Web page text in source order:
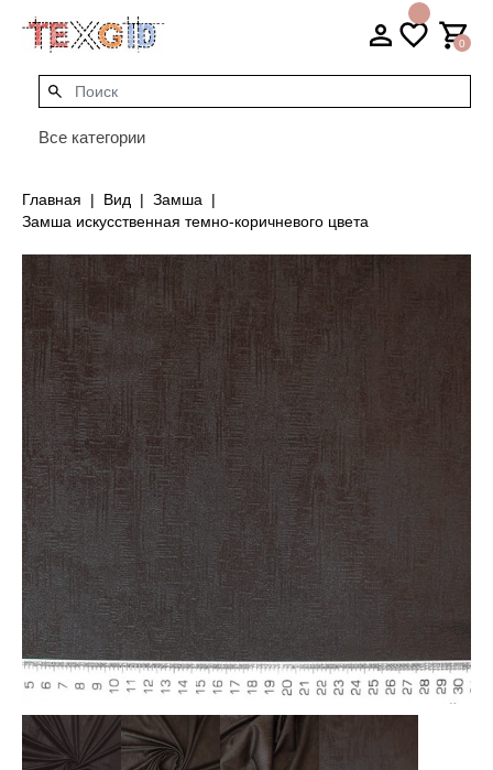
0
Все категории
Главная Вид
Замша
Замша искусственная темно-коричневого цвета